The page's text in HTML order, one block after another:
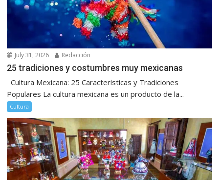
July 31, 2026 Redacción
25 tradiciones y costumbres muy mexicanas
Cultura Mexicana: 25 Características y Tradiciones
Populares La cultura mexicana es un producto de la...
Cultura